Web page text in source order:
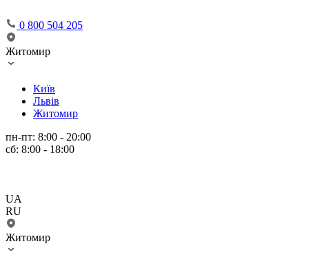
0 800 504 205
Житомир
Київ
Львів
Житомир
пн-пт: 8:00 - 20:00
сб: 8:00 - 18:00
UA
RU
Житомир